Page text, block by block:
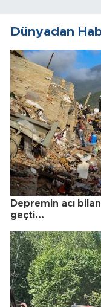
Dünyadan
Depremin acı
geçti...